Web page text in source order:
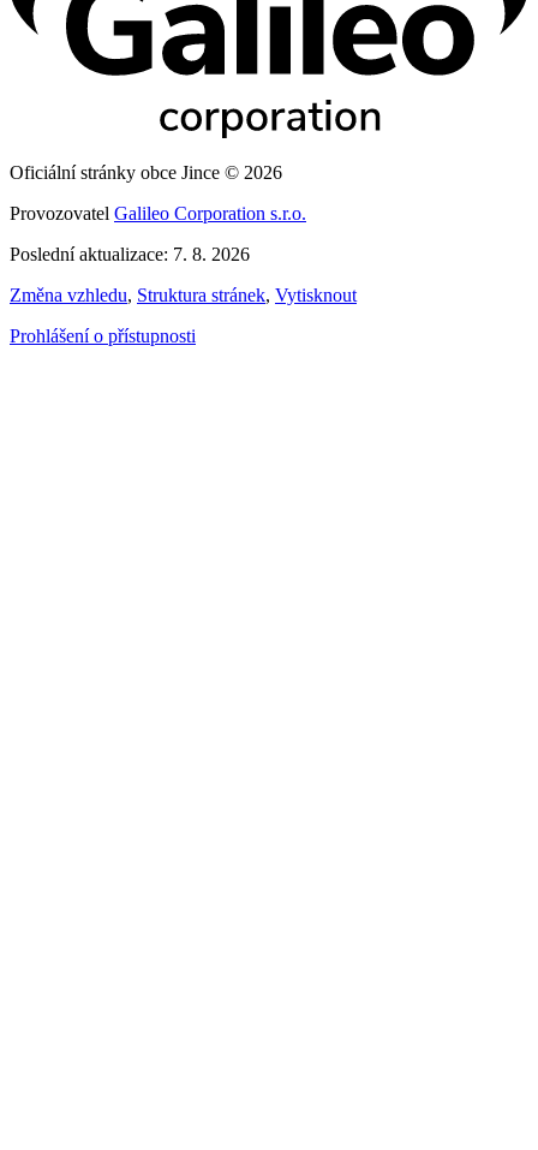
Oficiální stránky obce Jince © 2026
Provozovatel Galileo Corporation s.r.o.
Poslední aktualizace: 7. 8. 2026
Změna vzhledu, Struktura stránek, Vytisknout
Prohlášení o přístupnosti